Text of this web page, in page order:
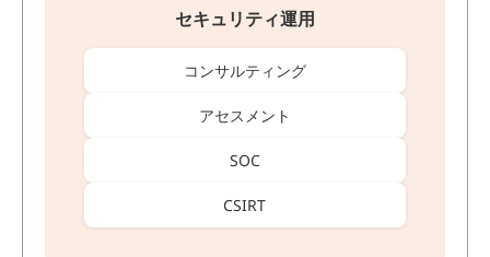
セキュリティ運用
コンサルティング
アセスメント
SOC
CSIRT